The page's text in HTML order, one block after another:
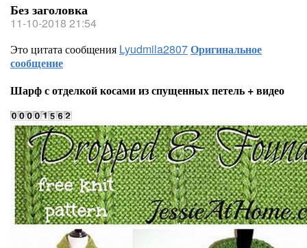
Без заголовка
11-10-2018 21:54
Это цитата сообщения Lyudmila2807Оригинальное
сообщение
Шарф с отделкой косами из спущенных петель + видео